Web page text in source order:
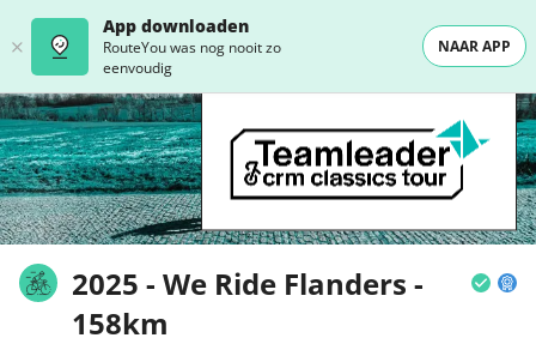
App downloaden
RouteYou was nog nooit zo
eenvoudig
NAAR APP
2025 - We Ride Flanders -
158km